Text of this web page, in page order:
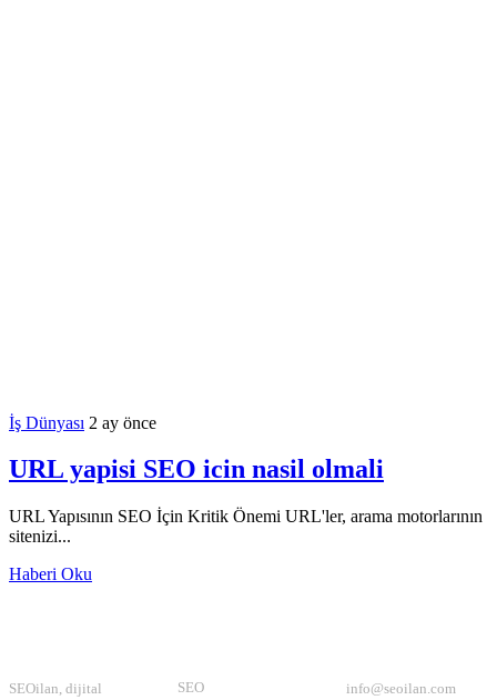
İş Dünyası 2 ay önce
URL yapisi SEO icin nasil olmali
URL Yapısının SEO İçin Kritik Önemi URL'ler, arama motorlarının
sitenizi...
Haberi Oku
SEOilan, dijital
SEO
info@seoilan.com